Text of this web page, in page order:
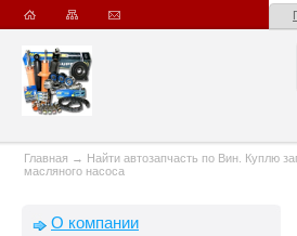
Главная → Найти автозапчасть по Вин. Куплю
масляного насоса
О компании